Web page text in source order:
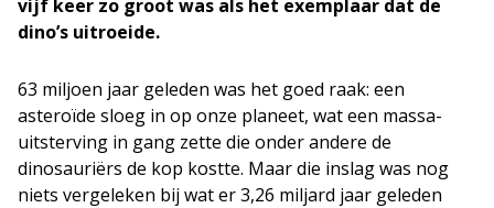
vijf keer zo groot was als het exemplaar dat de
dino’s uitroeide.
63 miljoen jaar geleden was het goed raak: een
asteroïde sloeg in op onze planeet, wat een massa-
uitsterving in gang zette die onder andere de
dinosauriërs de kop kostte. Maar die inslag was nog
niets vergeleken bij wat er 3,26 miljard jaar geleden